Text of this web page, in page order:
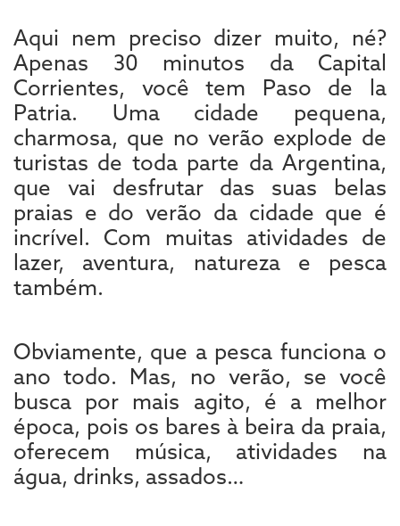
Aqui nem preciso dizer muito, né?
Apenas 30 minutos da Capital
Corrientes, você tem Paso de la
Patria. Uma cidade pequena,
charmosa, que no verão explode de
turistas de toda parte da Argentina,
que vai desfrutar das suas belas
praias e do verão da cidade que é
incrível. Com muitas atividades de
lazer, aventura, natureza e pesca
também.
Obviamente, que a pesca funciona o
ano todo. Mas, no verão, se você
busca por mais agito, é a melhor
época, pois os bares à beira da praia,
oferecem música, atividades na
água, drinks, assados…